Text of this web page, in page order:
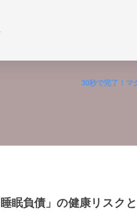
30秒で完了！マ
眠負債」の健康リスク